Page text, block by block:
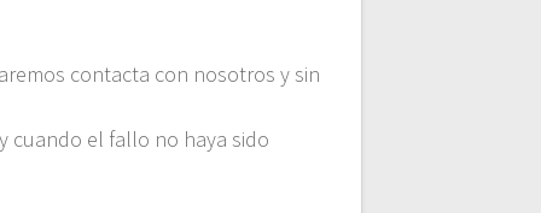
contacta con nosotros y sin
cuando el fallo no haya sido